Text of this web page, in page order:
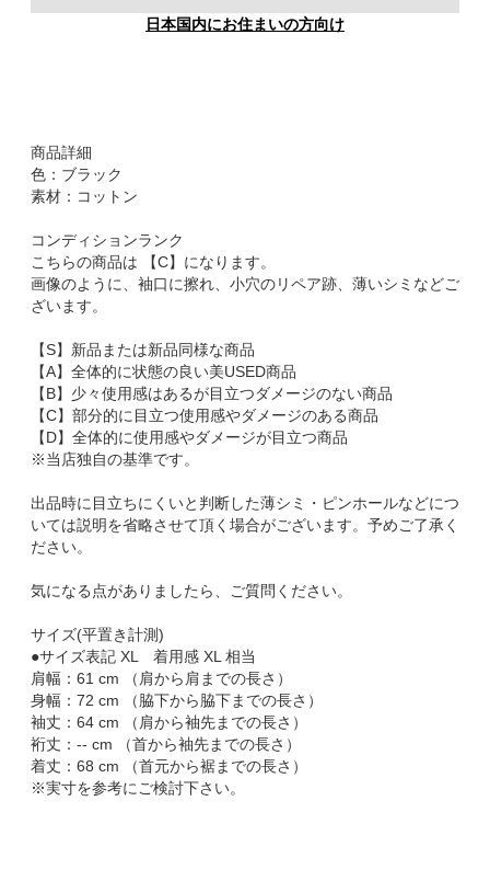
日本国内にお住まいの方向け
商品詳細
色：ブラック
素材：コットン
コンディションランク
こちらの商品は 【C】になります。
画像のように、袖口に擦れ、小穴のリペア跡、薄いシミなどご
ざいます。
【S】新品または新品同様な商品
【A】全体的に状態の良い美USED商品
【B】少々使用感はあるが目立つダメージのない商品
【C】部分的に目立つ使用感やダメージのある商品
【D】全体的に使用感やダメージが目立つ商品
※当店独自の基準です。
出品時に目立ちにくいと判断した薄シミ・ピンホールなどにつ
いては説明を省略させて頂く場合がございます。予めご了承く
ださい。
気になる点がありましたら、ご質問ください。
サイズ(平置き計測)
●サイズ表記 XL 着用感 XL 相当
肩幅：61 cm （肩から肩までの長さ）
身幅：72 cm （脇下から脇下までの長さ）
袖丈：64 cm （肩から袖先までの長さ）
裄丈：-- cm （首から袖先までの長さ）
着丈：68 cm （首元から裾までの長さ）
※実寸を参考にご検討下さい。